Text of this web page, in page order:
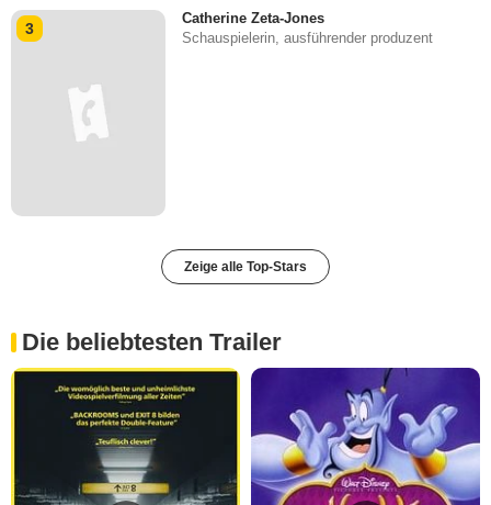
3
Catherine Zeta-Jones
Schauspielerin, ausführender produzent
Zeige alle Top-Stars
Die beliebtesten Trailer